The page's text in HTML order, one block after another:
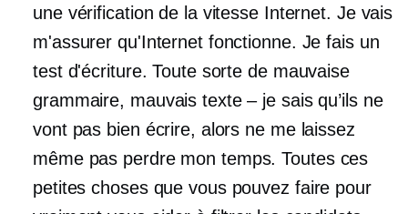
une vérification de la vitesse Internet. Je vais
m'assurer qu'Internet fonctionne. Je fais un
test d'écriture. Toute sorte de mauvaise
grammaire, mauvais texte – je sais qu’ils ne
vont pas bien écrire, alors ne me laissez
même pas perdre mon temps. Toutes ces
petites choses que vous pouvez faire pour